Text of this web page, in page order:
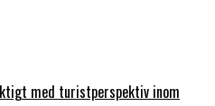
med turistperspektiv inom